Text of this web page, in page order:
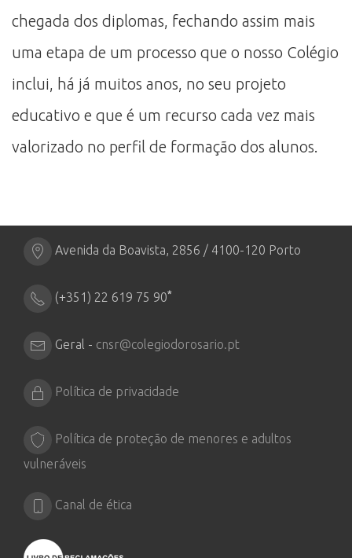
chegada dos diplomas, fechando assim mais
uma etapa de um processo que o nosso Colégio
inclui, há já muitos anos, no seu projeto
educativo e que é um recurso cada vez mais
valorizado no perfil de formação dos alunos.
Avenida da Boavista, 2856 / 4100-120 Porto
(+351) 22 619 75 90*
Geral - cnsr@colegiodorosario.pt
Política de privacidade
Política de proteção de menores e adultos
vulneráveis
Canal de ética